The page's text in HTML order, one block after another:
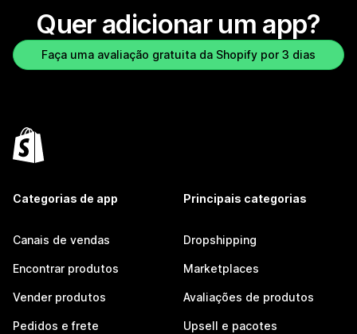
Quer adicionar um app?
Faça uma avaliação gratuita da Shopify por 3 dias
Categorias de app
Canais de vendas
Encontrar produtos
Vender produtos
Pedidos e frete
Principais categorias
Dropshipping
Marketplaces
Avaliações de produtos
Upsell e pacotes